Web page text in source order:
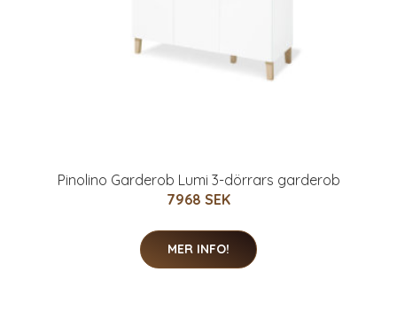
Pinolino Garderob Lumi 3-dörrars garderob
7968 SEK
MER INFO!